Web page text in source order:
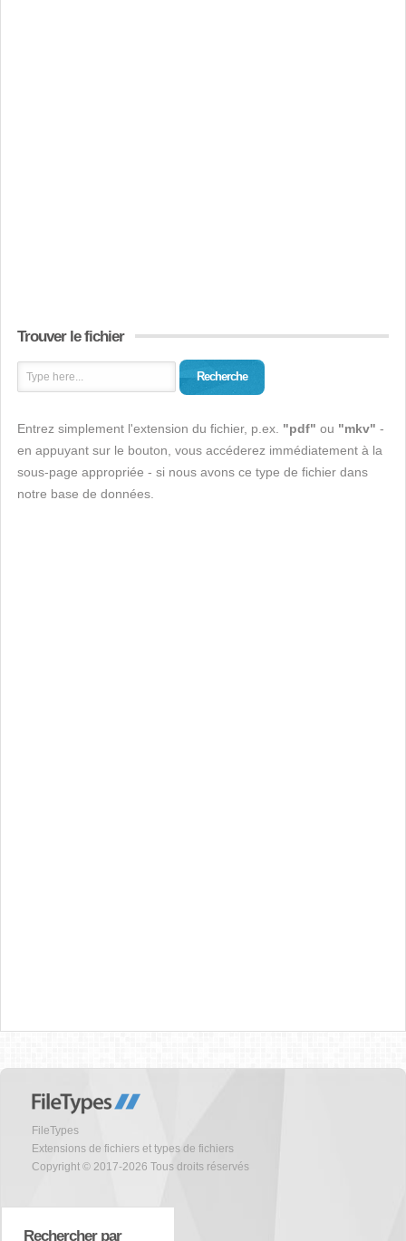
Trouver le fichier
Recherche
Entrez simplement l'extension du fichier, p.ex. "pdf" ou "mkv" -
en appuyant sur le bouton, vous accéderez immédiatement à la
sous-page appropriée - si nous avons ce type de fichier dans
notre base de données.
FileTypes
Extensions de fichiers et types de fichiers
Copyright © 2017-2026 Tous droits réservés
Rechercher par